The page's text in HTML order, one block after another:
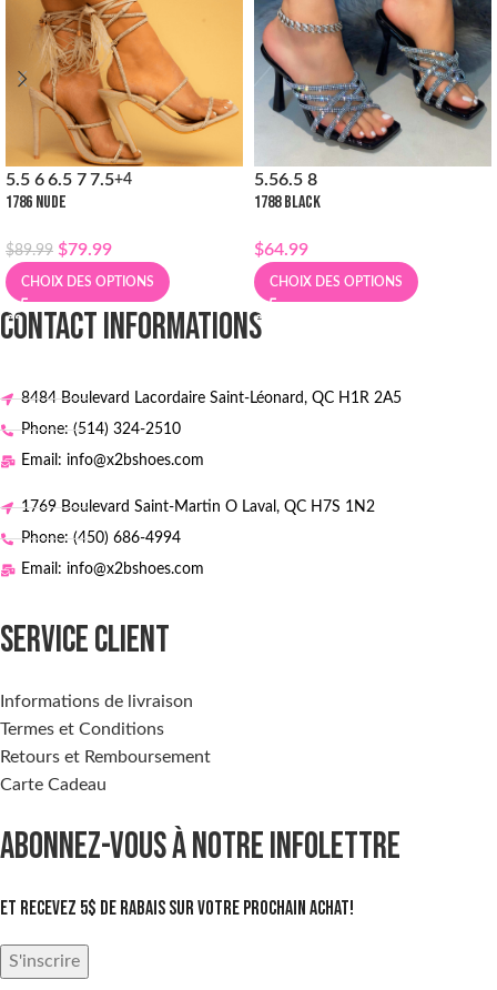
5.5 6 6.5 7 7.5+4
1786 NUDE
$89.99 $79.99
CHOIX DES OPTIONS
5.56.5 8
1788 BLACK
$64.99
CHOIX DES OPTIONS
CONTACT INFORMATIONS
8484 Boulevard Lacordaire Saint-Léonard, QC H1R 2A5
Phone: (514) 324-2510
Email: info@x2bshoes.com
1769 Boulevard Saint-Martin O Laval, QC H7S 1N2
Phone: (450) 686-4994
Email: info@x2bshoes.com
SERVICE CLIENT
Informations de livraison
Termes et Conditions
Retours et Remboursement
Carte Cadeau
ABONNEZ-VOUS À NOTRE INFOLETTRE
Et recevez 5$ de rabais sur votre prochain achat!
S'inscrire